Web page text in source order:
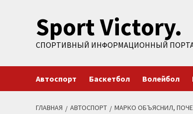
содержимомуSport Victory.
СПОРТИВНЫЙ ИНФОРМАЦИОННЫЙ
Автоспорт Баскетбол Волейбол
ГЛАВНАЯ АВТОСПОРТ МАРКО ОБЪЯСНИЛ,